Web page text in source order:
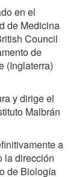
en el
de Medicina
Council
de
(Inglaterra)
y dirige el
Malbrán
a
la dirección
de Biología